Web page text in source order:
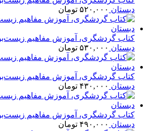
دبستان ۵۲۰,۰۰۰ تومان
کتاب گردشگری، آموزش مفاهیم
دبستان ۵۳۰,۰۰۰ تومان
کتاب گردشگری، آموزش مفاهیم
دبستان ۴۳۰,۰۰۰ تومان
کتاب گردشگری، آموزش مفاهیم
دبستان ۴۹۰,۰۰۰ تومان